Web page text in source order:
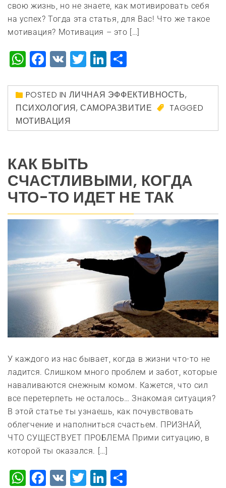
свою жизнь, но не знаете, как мотивировать себя
на успех? Тогда эта статья, для Вас! Что же такое
мотивация? Мотивация – это […]
WhatsApp
Facebook
VK TwitterLinkedIn
POSTED IN ЛИЧНАЯ ЭФФЕКТИВНОСТЬ,
ПСИХОЛОГИЯ,САМОРАЗВИТИЕ
TAGGED
МОТИВАЦИЯ
КАК БЫТЬ
СЧАСТЛИВЫМИ, КОГДА
ЧТО-ТО ИДЕТ НЕ ТАК
У каждого из нас бывает, когда в жизни что-то не
ладится. Слишком много проблем и забот, которые
наваливаются снежным комом. Кажется, что сил
все перетерпеть не осталось… Знакомая ситуация?
В этой статье ты узнаешь, как почувствовать
облегчение и наполниться счастьем. ПРИЗНАЙ,
ЧТО СУЩЕСТВУЕТ ПРОБЛЕМА Прими ситуацию, в
которой ты оказался. […]
WhatsApp
Facebook
VK TwitterLinkedIn